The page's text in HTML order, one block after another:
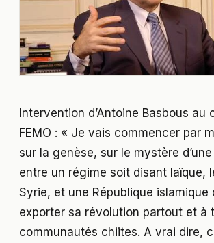
Intervention d’Antoine Basbous au
FEMO : « Je vais commencer par
sur la genèse, sur le mystère
entre un régime soit disant laïque,
Syrie, et une République islamique
exporter sa révolution partout et à
communautés chiites. A vrai dire,